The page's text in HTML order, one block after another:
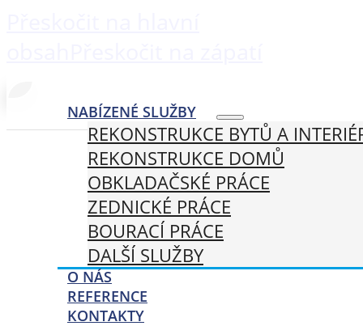
NABÍZENÉ SLUŽBY
REKONSTRUKCE BYTŮ A
REKONSTRUKCE DOMŮ
OBKLADAČSKÉ PRÁCE
ZEDNICKÉ PRÁCE
BOURACÍ PRÁCE
DALŠÍ SLUŽBY
O NÁS
REFERENCE
KONTAKTY